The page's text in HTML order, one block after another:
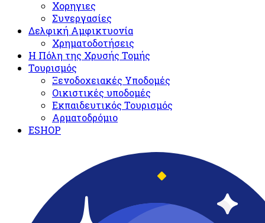
Χορηγιες
Συνεργασίες
Δελφική Αμφικτυονία
Χρηματοδοτήσεις
Η Πόλη της Χρυσής Τομής
Τουρισμός
Ξενοδοχειακές Υποδομές​
Oικιστικές υποδομές
Εκπαιδευτικός Τουρισμός
Αρματοδρόμιο
ESHOP